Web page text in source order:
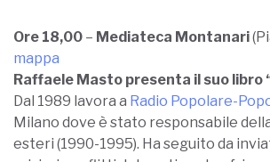
Ore 18,00 – Mediateca Montanari
mappa
Raffaele Masto presenta il suo libro
Dal 1989 lavora a Radio Popolare-
Milano dove è stato responsabile
esteri (1990-1995). Ha seguito da